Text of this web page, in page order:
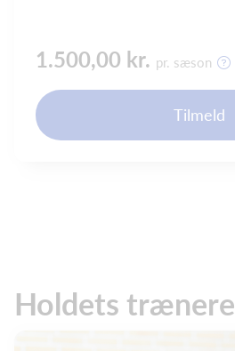
1.500,00 kr. pr. sæson
Tilmeld
Holdets trænere